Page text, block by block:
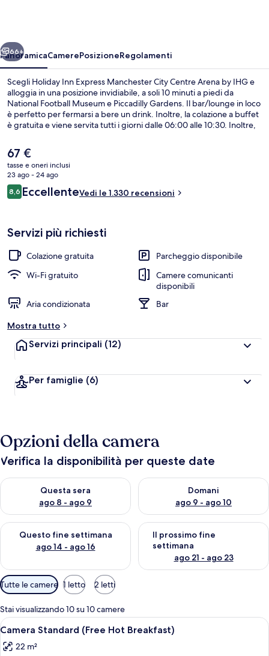
Centre
Arena
by
IHG
Avanti
66+
PanoramicaCamerePosizioneRegolamenti
Scegli Holiday Inn Express Manchester City Centre Arena by IHG e
alloggia in una posizione invidiabile, a soli 10 minuti a piedi da
National Football Museum e Piccadilly Gardens. Il bar/lounge in loco
è perfetto per fermarsi a bere un drink. Inoltre, la colazione a buffet
è gratuita e viene servita tutti i giorni dalle 06:00 alle 10:30. Inoltre,
minuti a piedi. Le recensioni dei viaggiatori lodano il personale
gentile e la colazione. La struttura è una comoda base per spostarsi
con i mezzi pubblici: Stazione di Shudehill si trova a 4 min a piedi e
Stazione di Market Street a 7.
Il
prezzo
attuale
è
67 €
67 €
tasse e oneri inclusi
23 ago - 24 ago
Recensioni
8,68,6 su 10
EccellenteVedi le 1.330 recensioni
Servizi più richiesti
Colazione gratuita
Parcheggio disponibile
Wi-Fi gratuito
Camere comunicanti
disponibili
Aria condizionata
Bar
Mostra tutto
Servizi principali (12)
Per famiglie (6)
Opzioni della camera
Verifica la disponibilità per queste date
Questa sera
ago 8 - ago 9
Verifica la disponibilità per questa sera, ago 8 - ago 9
Domani
ago 9 - ago 10
Verifica la disponibilità per
Questo fine settimana
ago 14 - ago 16
Verifica la disponibilità per questo fine settimana, ago 14 -
Il prossimo fine
settimana
ago 21 - ago 23
Verifica la disponibilità per il
Filtri
disponibili
per
le
camere
Tutte le camere 1 letto 2 letti
Stai visualizzando 10 su 10 camere
Apri
tutte
le
Una camera d'albergo con un letto,
6
Camera Standard (Free Hot Breakfast)
22 m²